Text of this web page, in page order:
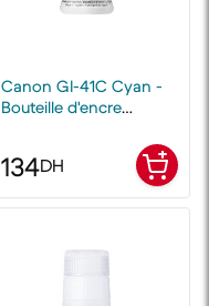
Canon GI-41C Cyan -
Bouteille d'encre
134DH